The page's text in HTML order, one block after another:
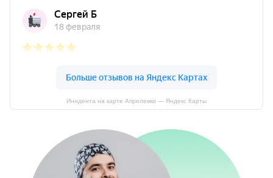
Инндента на карте Апрелевки — Яндекс Карты